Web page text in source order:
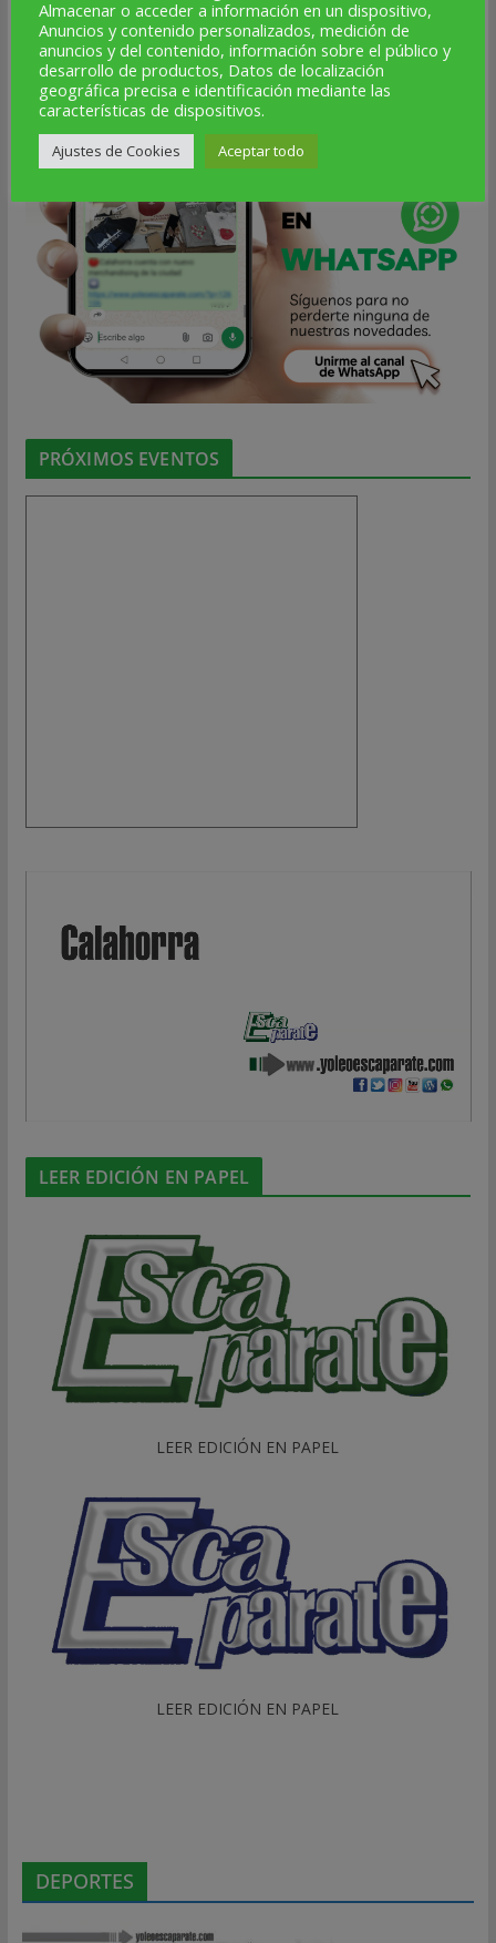
PRÓXIMOS EVENTOS
LEER EDICIÓN EN PAPEL
LEER EDICIÓN EN PAPEL
LEER EDICIÓN EN PAPEL
DEPORTES
Almacenar o acceder a información en un dispositivo,
Anuncios y contenido personalizados, medición de
anuncios y del contenido, información sobre el público y
desarrollo de productos, Datos de localización
geográfica precisa e identificación mediante las
características de dispositivos.
Ajustes de Cookies Aceptar todo